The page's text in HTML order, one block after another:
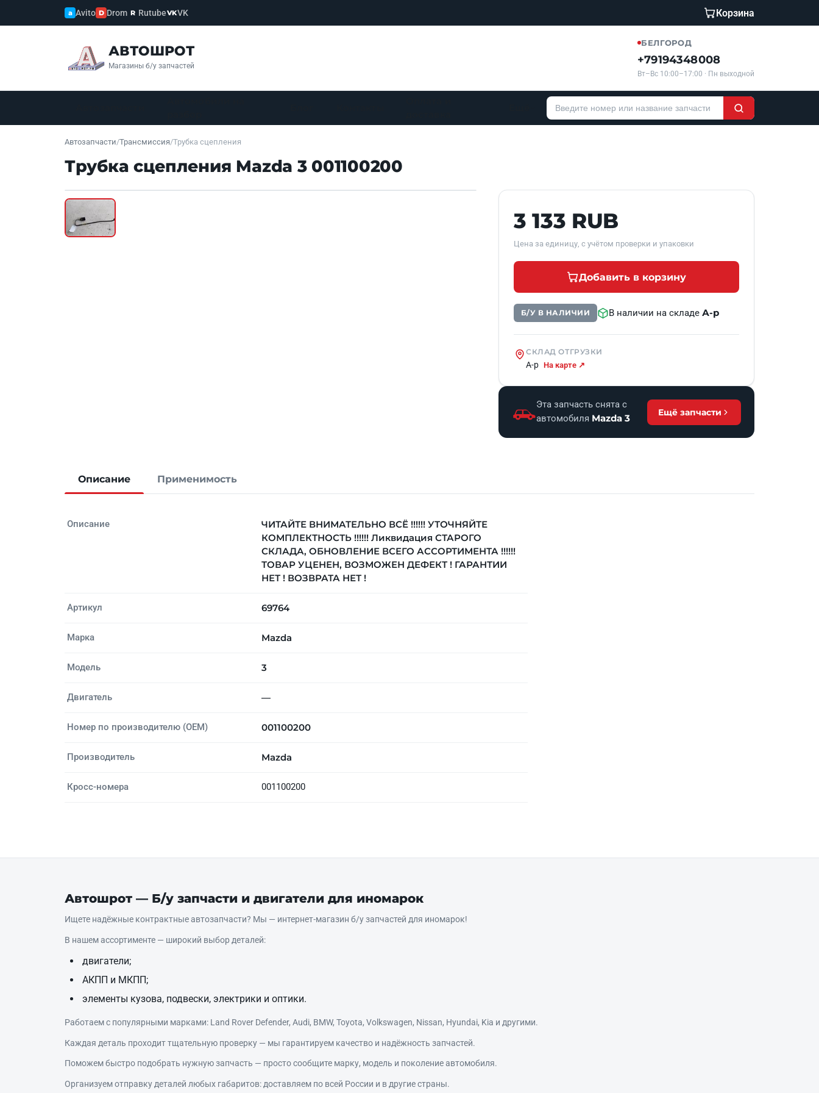
a Avito D Drom R RutubeVKVK Корзина
АВТОШРОТ
Магазины б/у запчастей
БЕЛГОРОД
+79194348008
Вт–Вс 10:00–17:00 · Пн выходной
Автозапчасти/Трансмиссия/Трубка сцепления
Трубка сцепления Mazda 3 001100200Наведите для увеличения
3 133 RUB
Цена за единицу, с учётом проверки и упаковки
Добавить в корзину
Б/У В НАЛИЧИИ В наличии на складеА-р
СКЛАД ОТГРУЗКИ
А-р На карте ↗
Эта запчасть снята с
автомобиля Mazda 3
Ещё запчасти
Описание Применимость
Описание
ЧИТАЙТЕ ВНИМАТЕЛЬНО ВСЁ !!!!!! УТОЧНЯЙТЕ
КОМПЛЕКТНОСТЬ !!!!!! Ликвидация СТАРОГО
СКЛАДА, ОБНОВЛЕНИЕ ВСЕГО АССОРТИМЕНТА !!!!!!
ТОВАР УЦЕНЕН, ВОЗМОЖЕН ДЕФЕКТ ! ГАРАНТИИ
НЕТ ! ВОЗВРАТА НЕТ !
Артикул 69764
Марка Mazda
Модель 3
Двигатель —
Номер по производителю (OEM) 001100200
Производитель Mazda
Кросс-номера 001100200
Автошрот — Б/у запчасти и двигатели для иномарок
Ищете надёжные контрактные автозапчасти? Мы — интернет‑магазин б/у запчастей для иномарок!
В нашем ассортименте — широкий выбор деталей:
двигатели;
АКПП и МКПП;
элементы кузова, подвески, электрики и оптики.
Работаем с популярными марками: Land Rover Defender, Audi, BMW, Toyota, Volkswagen, Nissan, Hyundai, Kia и другими.
Каждая деталь проходит тщательную проверку — мы гарантируем качество и надёжность запчастей.
Поможем быстро подобрать нужную запчасть — просто сообщите марку, модель и поколение автомобиля.
Организуем отправку деталей любых габаритов: доставляем по всей России и в другие страны.